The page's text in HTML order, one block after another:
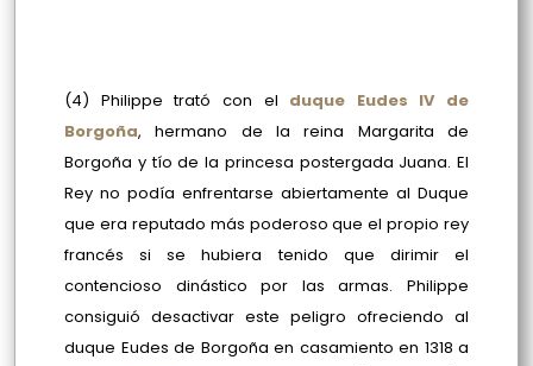
(4) Philippe trató con el duque Eudes IV de
Borgoña, hermano de la reina Margarita de
Borgoña y tío de la princesa postergada Juana. El
Rey no podía enfrentarse abiertamente al Duque
que era reputado más poderoso que el propio rey
francés si se hubiera tenido que dirimir el
contencioso dinástico por las armas. Philippe
consiguió desactivar este peligro ofreciendo al
duque Eudes de Borgoña en casamiento en 1318 a